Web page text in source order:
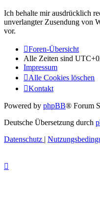
Ich behalte mir ausdrücklich
unverlangter Zusendung von
vor.
Foren-Übersicht
Alle Zeiten sind
Impressum
Alle Cookies löschen
Kontakt
Powered by phpBB® Forum
Deutsche Übersetzung durch
Datenschutz |